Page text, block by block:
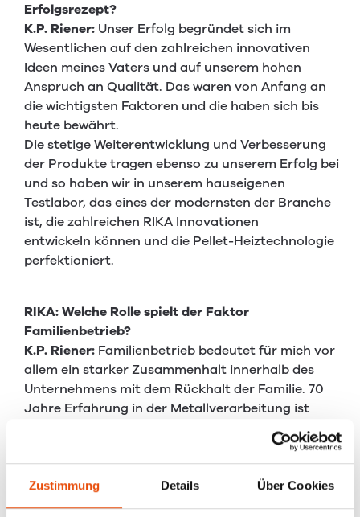
Zustimmung Details Über Cookies
Erfolgsrezept?
K.P. Riener: Unser Erfolg begründet sich im
Wesentlichen auf den zahlreichen innovativen
Ideen meines Vaters und auf unserem hohen
Anspruch an Qualität. Das waren von Anfang an
die wichtigsten Faktoren und die haben sich bis
heute bewährt.
Die stetige Weiterentwicklung und Verbesserung
der Produkte tragen ebenso zu unserem Erfolg bei
und so haben wir in unserem hauseigenen
Testlabor, das eines der modernsten der Branche
ist, die zahlreichen RIKA Innovationen
entwickeln können und die Pellet-Heiztechnologie
perfektioniert.
RIKA: Welche Rolle spielt der Faktor
Familienbetrieb?
K.P. Riener: Familienbetrieb bedeutet für mich vor
allem ein starker Zusammenhalt innerhalb des
Unternehmens mit dem Rückhalt der Familie. 70
Jahre Erfahrung in der Metallverarbeitung ist
unbezahlbar und ein sehr großer Vorteil für uns.
Persönlich schätze ich natürlich auch den
Austausch und die Zusammenarbeit mit meinem
Vater sehr.